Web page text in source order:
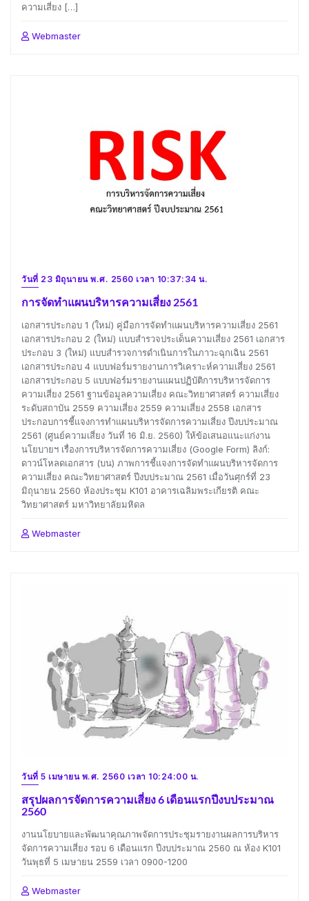
ความเสี่ยง […]
Webmaster
วันที่ 23 มิถุนายน พ.ศ. 2560 เวลา 10:37:34 น.
การจัดทำแผนบริหารความเสี่ยง 2561
เอกสารประกอบ 1 (ใหม่) คู่มือการจัดทำแผนบริหารความเสี่ยง 2561
เอกสารประกอบ 2 (ใหม่) แบบสำรวจประเด็นความเสี่ยง 2561 เอกสาร
ประกอบ 3 (ใหม่) แบบสำรวจการดำเนินการในภาวะฉุกเฉิน 2561
เอกสารประกอบ 4 แบบฟอร์มรายงานการวิเคราะห์ความเสี่ยง 2561
เอกสารประกอบ 5 แบบฟอร์มรายงานแผนปฏิบัติการบริหารจัดการ
ความเสี่ยง 2561 ฐานข้อมูลความเสี่ยง คณะวิทยาศาสตร์ ความเสี่ยง
ระดับสถาบัน 2559 ความเสี่ยง 2559 ความเสี่ยง 2558 เอกสาร
ประกอบการชี้แจงการทำแผนบริหารจัดการความเสี่ยง ปีงบประมาณ
2561 (ศูนย์ความเสี่ยง วันที่ 16 มิ.ย. 2560) ให้ข้อเสนอแนะแก่งาน
นโยบายฯ เรื่องการบริหารจัดการความเสี่ยง (Google Form) ลิงก์:
ดาวน์โหลดเอกสาร (บน) ภาพการชี้แจงการจัดทำแผนบริหารจัดการ
ความเสี่ยง คณะวิทยาศาสตร์ ปีงบประมาณ 2561 เมื่อวันศุกร์ที่ 23
มิถุนายน 2560 ห้องประชุม K101 อาคารเฉลิมพระเกียรติ คณะ
วิทยาศาสตร์ มหาวิทยาลัยมหิดล
Webmaster
วันที่ 5 เมษายน พ.ศ. 2560 เวลา 10:24:00 น.
สรุปผลการจัดการความเสี่ยง 6 เดือนแรกปีงบประมาณ
2560
งานนโยบายและพัฒนาคุณภาพจัดการประชุมรายงานผลการบริหาร
จัดการความเสี่ยง รอบ 6 เดือนแรก ปีงบประมาณ 2560 ณ ห้อง K101
วันพุธที่ 5 เมษายน 2559 เวลา 0900-1200
Webmaster